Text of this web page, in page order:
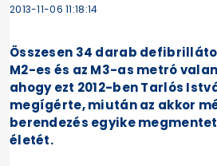
2013-11-06 11:18:14
Összesen 34 darab
M2-es és az M3-as metró
ahogy ezt 2012-ben Tarlós
megígérte, miután az akkor
berendezés egyike
életét.